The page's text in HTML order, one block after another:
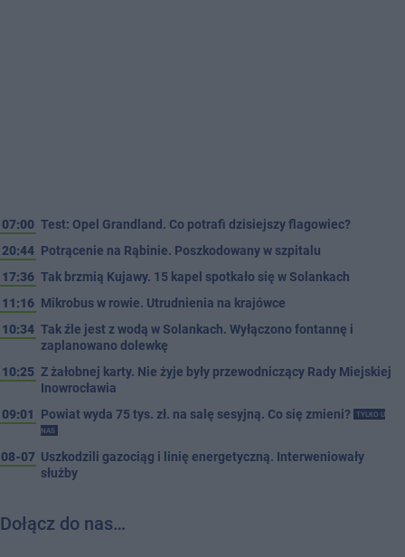
07:00 Test: Opel Grandland. Co potrafi dzisiejszy flagowiec?
20:44 Potrącenie na Rąbinie. Poszkodowany w szpitalu
17:36 Tak brzmią Kujawy. 15 kapel spotkało się w Solankach
11:16 Mikrobus w rowie. Utrudnienia na krajówce
10:34 Tak źle jest z wodą w Solankach. Wyłączono fontannę i
zaplanowano dolewkę
10:25 Z żałobnej karty. Nie żyje były przewodniczący Rady Miejskiej
Inowrocławia
09:01
Powiat wyda 75 tys. zł. na salę sesyjną. Co się zmieni?
TYLKO U
NAS
08-07 Uszkodzili gazociąg i linię energetyczną. Interweniowały
służby
Dołącz do nas…